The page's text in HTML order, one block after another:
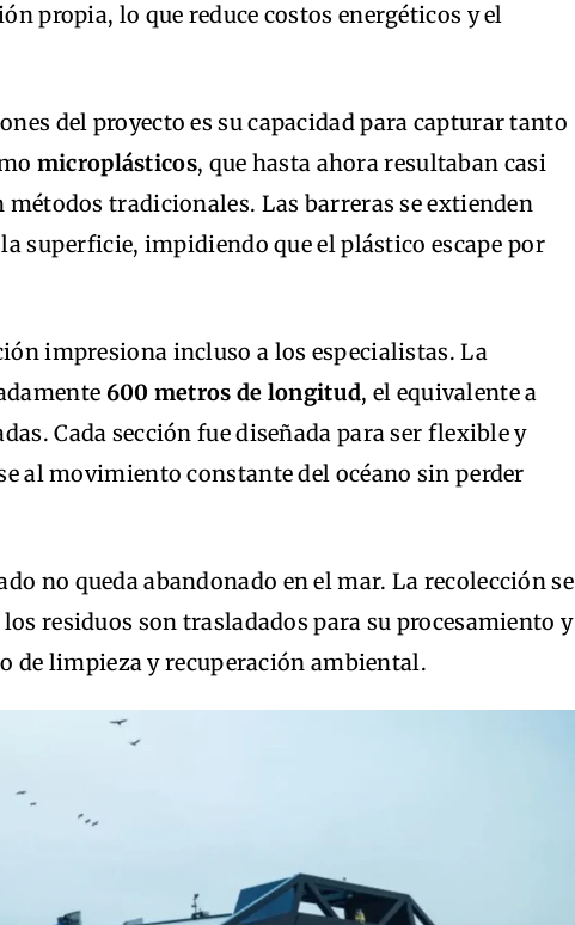
propia, lo que reduce costos energéticos y el
del proyecto es su capacidad para capturar tanto
microplásticos, que hasta ahora resultaban casi
tradicionales. Las barreras se extienden
superficie, impidiendo que el plástico escape por
impresiona incluso a los especialistas. La
600 metros de longitud, el equivalente a
Cada sección fue diseñada para ser flexible y
al movimiento constante del océano sin perder
no queda abandonado en el mar. La recolección se
residuos son trasladados para su procesamiento y
de limpieza y recuperación ambiental.